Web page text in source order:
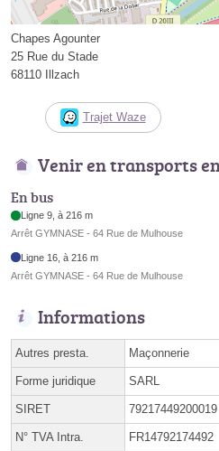
Chapes Agounter
25 Rue du Stade
68110 Illzach
Trajet Waze
Venir en transports
En bus
Ligne 9, à 216 m
Arrêt GYMNASE - 64 Rue de Mulhouse
Ligne 16, à 216 m
Arrêt GYMNASE - 64 Rue de Mulhouse
Informations
Autres presta. Maçonnerie
Forme juridique SARL
SIRET 79217449200019
N° TVA Intra. FR14792174492